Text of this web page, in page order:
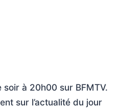
à 20h00 sur BFMTV.
sur l’actualité du jour